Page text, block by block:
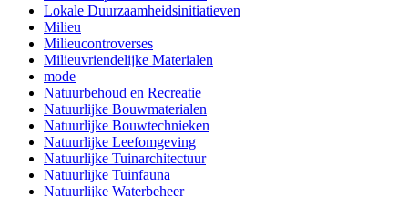
Lokale Duurzaamheidsinitiatieven
Milieu
Milieucontroverses
Milieuvriendelijke Materialen
mode
Natuurbehoud en Recreatie
Natuurlijke Bouwmaterialen
Natuurlijke Bouwtechnieken
Natuurlijke Leefomgeving
Natuurlijke Tuinarchitectuur
Natuurlijke Tuinfauna
Natuurlijke Waterbeheer